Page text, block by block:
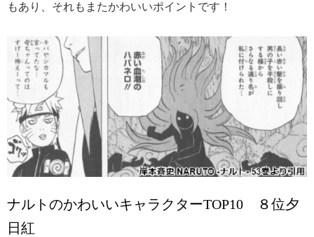
もあり、それもまたかわいいポイントです！
ナルトのかわいいキャラクターTOP10 ８位夕
日紅